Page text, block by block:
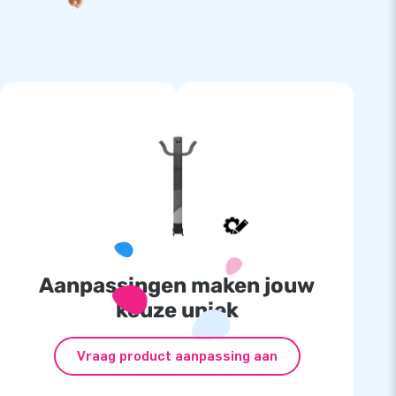
Aanpassingen maken jouw
keuze uniek
Vraag product aanpassing aan